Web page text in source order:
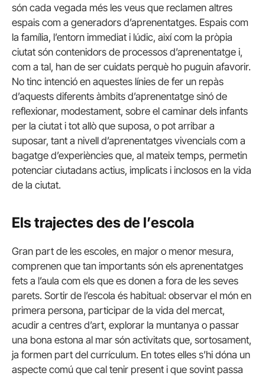
són cada vegada més les veus que reclamen altres
espais com a generadors d’aprenentatges. Espais com
la família, l’entorn immediat i lúdic, així com la pròpia
ciutat són contenidors de processos d’aprenentatge i,
com a tal, han de ser cuidats perquè ho puguin afavorir.
No tinc intenció en aquestes línies de fer un repàs
d’aquests diferents àmbits d’aprenentatge sinó de
reflexionar, modestament, sobre el caminar dels infants
per la ciutat i tot allò que suposa, o pot arribar a
suposar, tant a nivell d’aprenentatges vivencials com a
bagatge d’experiències que, al mateix temps, permetin
potenciar ciutadans actius, implicats i inclosos en la vida
de la ciutat.
Els trajectes des de l’escola
Gran part de les escoles, en major o menor mesura,
comprenen que tan importants són els aprenentatges
fets a l’aula com els que es donen a fora de les seves
parets. Sortir de l’escola és habitual: observar el món en
primera persona, participar de la vida del mercat,
acudir a centres d’art, explorar la muntanya o passar
una bona estona al mar són activitats que, sortosament,
ja formen part del currículum. En totes elles s’hi dóna un
aspecte comú que cal tenir present i que sovint passa